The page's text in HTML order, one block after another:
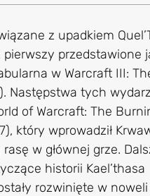
z upadkiem
pierwszy przedstawione
w Warcraft III:
Następstwa tych
of Warcraft: The
który wprowadził
w głównej grze.
historii Kael’thasa
rozwinięte w